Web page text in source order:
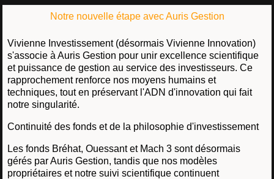
Notre nouvelle étape avec Auris Gestion
Vivienne Investissement (désormais Vivienne Innovation)
s'associe à Auris Gestion pour unir excellence scientifique
et puissance de gestion au service des investisseurs. Ce
rapprochement renforce nos moyens humains et
techniques, tout en préservant l'ADN d'innovation qui fait
notre singularité.
Continuité des fonds et de la philosophie d'investissement
Les fonds Bréhat, Ouessant et Mach 3 sont désormais
gérés par Auris Gestion, tandis que nos modèles
propriétaires et notre suivi scientifique continuent